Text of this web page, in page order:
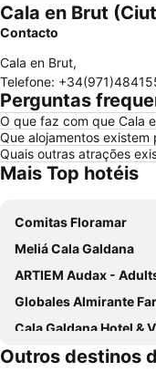
Cala en Brut
Contacto
Cala en Brut,
Telefone:
Perguntas
O que faz com que Cala
Que alojamentos existem
Quais outras atrações
Mais Top hotéis
Comitas Floramar
Meliá Cala Galdana
ARTIEM Audax -
Globales Almirante
Cala Galdana Hotel & Villas
Lago Resort Menorca - Casas del Lago 5*
Outros destinos